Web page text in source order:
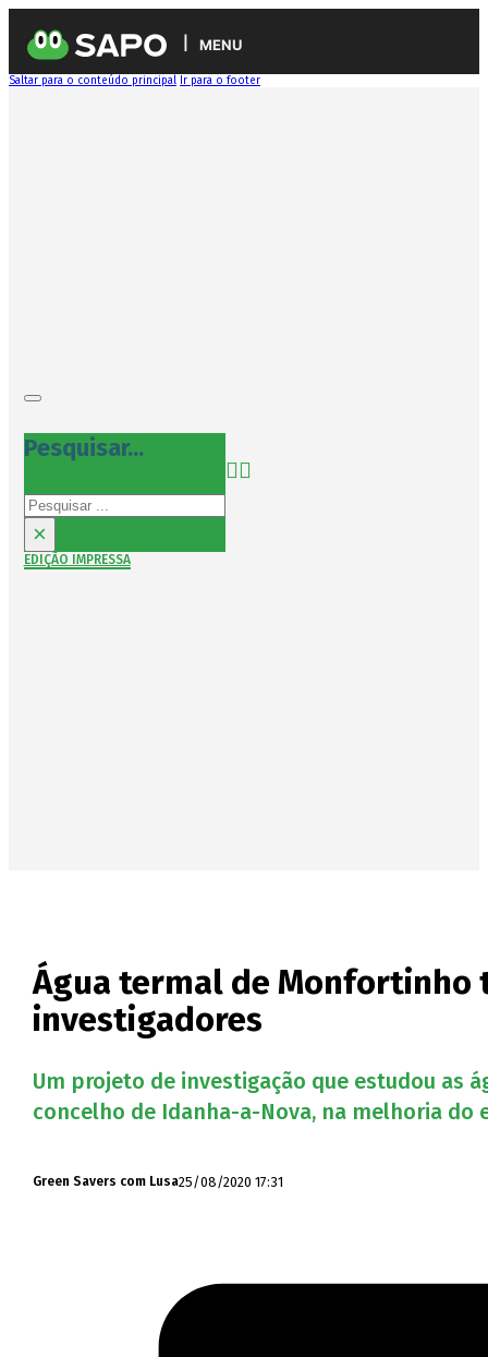
MENU
Saltar para o conteúdo principal Ir para o footer
Pesquisar...
Pesquisar
×
EDIÇÃO IMPRESSA
Água termal de Monfortinho
investigadores
Um projeto de investigação que estudou as
concelho de Idanha-a-Nova, na melhoria do
Green Savers com Lusa25/08/2020 17:31